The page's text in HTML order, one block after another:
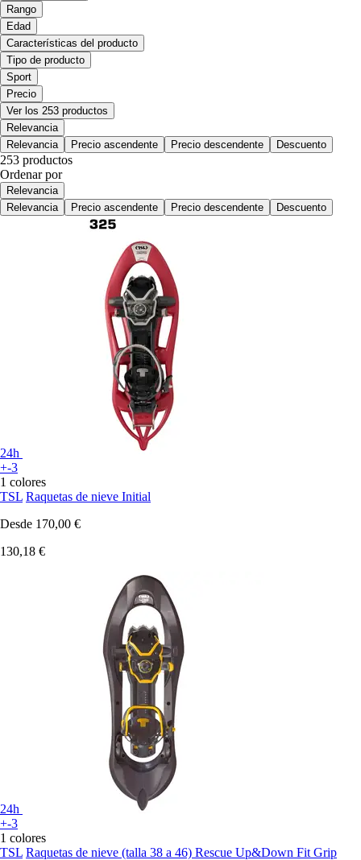
Rango
Edad
Características del producto
Tipo de producto
Sport
Precio
Ver los 253 productos
Relevancia
Relevancia
Precio ascendente Precio descendente Descuento
253 productos
Ordenar por
Relevancia
Relevancia
Precio ascendente Precio descendente Descuento
24h
+-3
1 colores
TSL Raquetas de nieve Initial
Desde 170,00 €
130,18 €
24h
+-3
1 colores
TSL Raquetas de nieve (talla 38 a 46) Rescue Up&Down Fit Grip